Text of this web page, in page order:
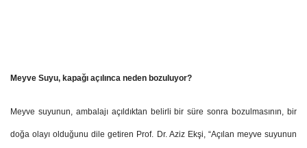
Meyve Suyu, kapağı açılınca neden bozuluyor?
Meyve suyunun, ambalajı açıldıktan belirli bir süre sonra bozulmasının, bir
doğa olayı olduğunu dile getiren Prof. Dr. Aziz Ekşi, “Açılan meyve suyunun